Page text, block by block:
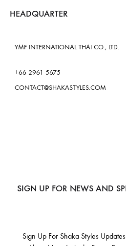
HEADQUARTER
YMF INTERNATIONAL THAI CO., LTD.
+66 2961 5675
CONTACT@SHAKASTYLES.COM
SIGN UP FOR NEWS AND
Sign Up For Shaka Styles